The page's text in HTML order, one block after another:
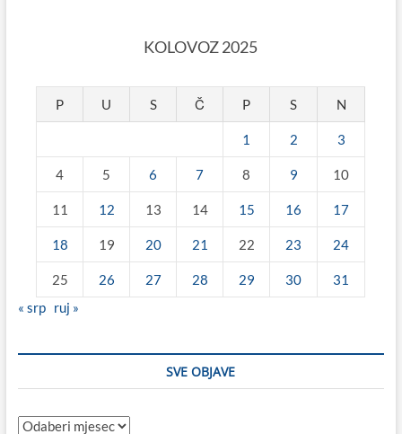
KOLOVOZ 2025
P U S Č P S N
1 2 3
4 5 6 7 8 9 10
11 12 13 14 15 16 17
18 19 20 21 22 23 24
25 26 27 28 29 30
31
« srp ruj »
SVE OBJAVE
Sve